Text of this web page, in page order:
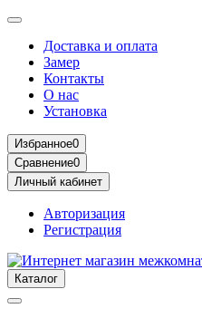
Доставка и оплата
Замер
Контакты
О нас
Установка
Избранное0
Сравнение0
Личный кабинет
Авторизация
Регистрация
Каталог